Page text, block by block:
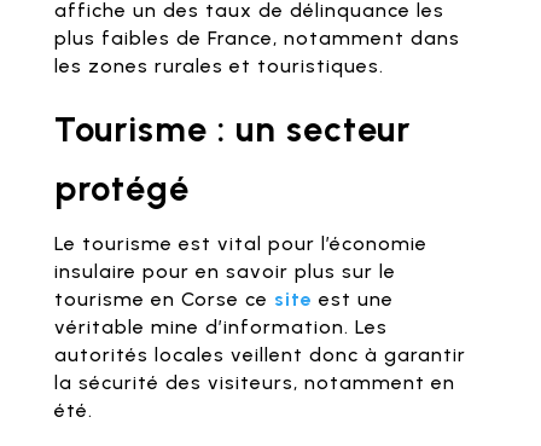
affiche un des taux de délinquance les
plus faibles de France, notamment dans
les zones rurales et touristiques.
Tourisme : un secteur
protégé
Le tourisme est vital pour l’économie
insulaire pour en savoir plus sur le
tourisme en Corse ce site est une
véritable mine d’information. Les
autorités locales veillent donc à garantir
la sécurité des visiteurs, notamment en
été.